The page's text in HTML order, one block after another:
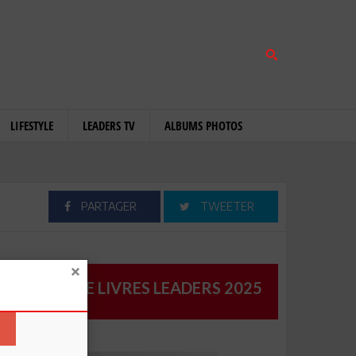
LIFESTYLE LEADERS TV ALBUMS PHOTOS
PARTAGER TWEETER
CATALOGUE LIVRES LEADERS 2025